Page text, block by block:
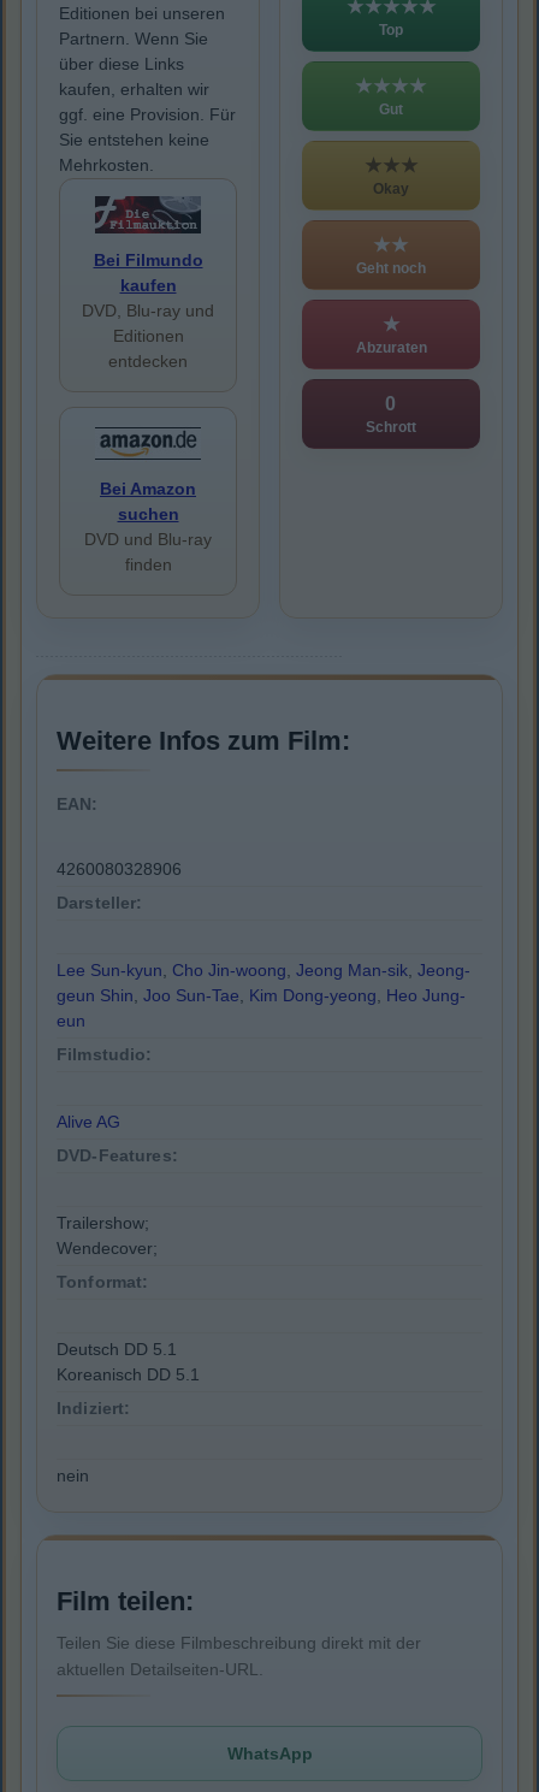
Editionen bei unseren
Partnern. Wenn Sie
über diese Links
kaufen, erhalten wir
ggf. eine Provision. Für
Sie entstehen keine
Mehrkosten.
Bei Filmundo
kaufen
DVD, Blu-ray und
Editionen
entdecken
Bei Amazon
suchen
DVD und Blu-ray
finden
★★★★★
Top
★★★★
Gut
★★★
Okay
★★
Geht noch
★
Abzuraten
0
Schrott
Weitere Infos zum Film:
EAN:
4260080328906
Darsteller:
Lee Sun-kyun, Cho Jin-woong, Jeong Man-sik, Jeong-
geun Shin, Joo Sun-Tae, Kim Dong-yeong, Heo Jung-
eun
Filmstudio:
Alive AG
DVD-Features:
Trailershow;
Wendecover;
Tonformat:
Deutsch DD 5.1
Koreanisch DD 5.1
Indiziert:
nein
Film teilen:
Teilen Sie diese Filmbeschreibung direkt mit der
aktuellen Detailseiten-URL.
WhatsApp